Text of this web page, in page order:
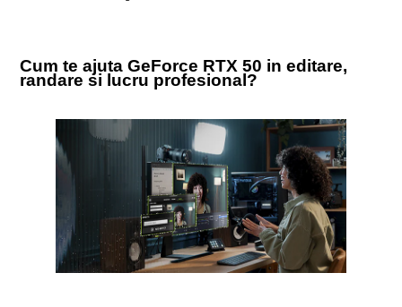
Cum te ajuta GeForce RTX 50 in editare,
randare si lucru profesional?